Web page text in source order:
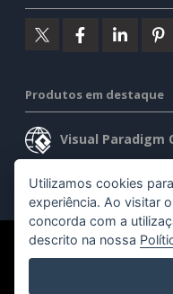
Produtos em destaque
Visual Paradigm
Visual Paradigm
©2026 by Visual Paradigm.
Utilizamos cookies
experiência. Ao visitar
concorda com a
descrito na nossa